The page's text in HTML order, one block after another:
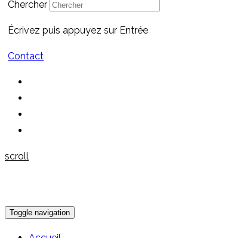
Chercher
Écrivez puis appuyez sur Entrée
Contact
scroll
Toggle navigation